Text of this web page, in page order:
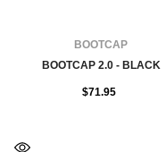
FOURNISSEUR:BOOTCAP
BOOTCAP 2.0 - BLACK
$71.95